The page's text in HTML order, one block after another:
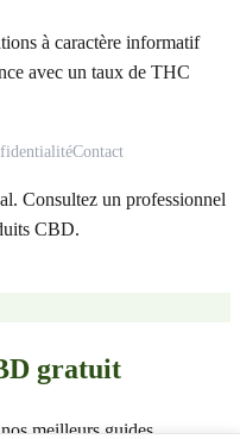
à caractère informatif
avec un taux de THC
Contact
Consultez un professionnel
CBD.
gratuit
meilleurs guides,